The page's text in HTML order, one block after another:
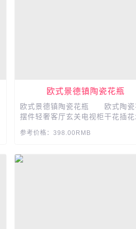
欧式景德镇陶瓷花瓶
欧式景德镇陶瓷花瓶 欧式陶瓷
摆件轻奢客厅玄关电视柜干花插
褪色不漏水。...
参考价格：398.00RMB